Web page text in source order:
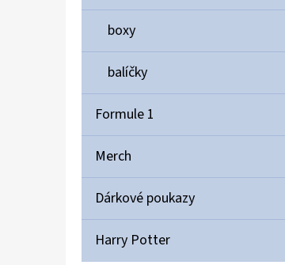
boxy
balíčky
Formule 1
Merch
Dárkové poukazy
Harry Potter